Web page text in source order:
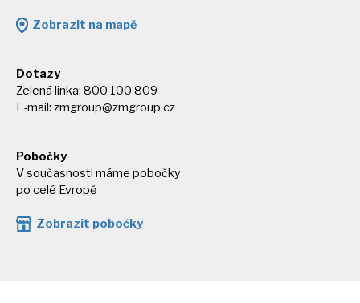
Zobrazit na mapě
Dotazy
Zelená linka: 800 100 809
E-mail: zmgroup@zmgroup.cz
Pobočky
V současnosti máme pobočky
po celé Evropě
Zobrazit pobočky